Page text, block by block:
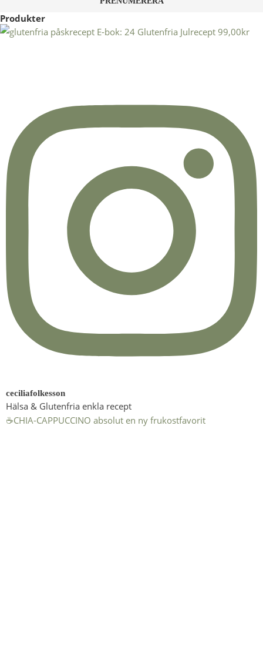
Produkter
E-bok: 24 Glutenfria Julrecept 99,00kr
ceciliafolkesson
Hälsa & Glutenfria enkla recept
☕️CHIA-CAPPUCCINO absolut en ny frukostfavorit